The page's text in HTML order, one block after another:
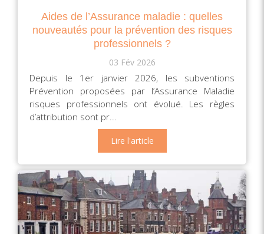
Aides de l’Assurance maladie : quelles
nouveautés pour la prévention des risques
professionnels ?
03 Fév 2026
Depuis le 1er janvier 2026, les subventions
Prévention proposées par l’Assurance Maladie
risques professionnels ont évolué. Les règles
d’attribution sont pr...
Lire l'article